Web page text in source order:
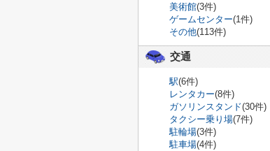
美術館(3件)
ゲームセンター(1件)
その他(113件)
交通
駅(6件)
レンタカー(8件)
ガソリンスタンド(30件)
タクシー乗り場(7件)
駐輪場(3件)
駐車場(4件)